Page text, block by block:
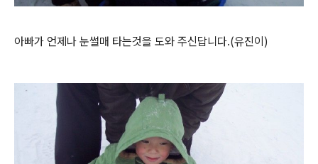
아빠가 언제나 눈썰매 타는것을 도와 주신답니다.(유진이)